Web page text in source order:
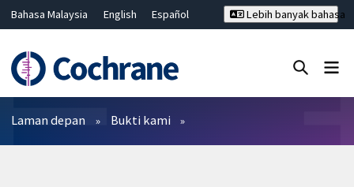
Bahasa Malaysia English
Español
Hrvatski
Deutsch ไทย
繁體中文
简体中文
Lebih banyak bahasa
Penapis
Laman depan Bukti kami